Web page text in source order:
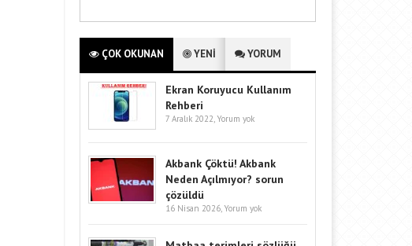
ÇOK OKUNAN YENİ YORUM
Ekran Koruyucu Kullanım
Rehberi
7 Aralık 2022, Yorum yok
Akbank Çöktü! Akbank
Neden Açılmıyor? sorun
çözüldü
16 Nisan 2026, Yorum yok